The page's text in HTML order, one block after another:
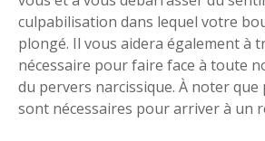
culpabilisation dans lequel votre
plongé. Il vous aidera également à
nécessaire pour faire face à toute
du pervers narcissique. À noter que
sont nécessaires pour arriver à un